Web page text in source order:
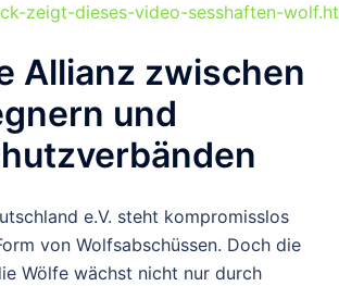
zeigt-dieses-video-sesshaften-
Allianz zwischen
und
e.V. steht kompromisslos
von Wolfsabschüssen. Doch die
Wölfe wächst nicht nur durch